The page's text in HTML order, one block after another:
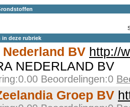
in deze rubriek
BV http://
NEDERLAND BV
Beoordelingen:0
Groep BV